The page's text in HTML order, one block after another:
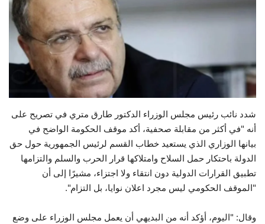
فيديو
شدد نائب رئيس مجلس الوزراء الدكتور طارق متري في تصريح على
أنه "في أكثر من مقابلة صحفية، أكد موقف الحكومة الواضح في
بيانها الوزاري الذي يستعيد خطاب القسم لرئيس الجمهورية حول حق
الدولة باحتكار حمل السلاح وامتلاكها قرار الحرب والسلم والتزامها
تطبيق القرارات الدولية دون انتقاء ولا اجتزاء، مشيرًا إلى أن
"الموقف الحكومي ليس مجرد اعلان نوايا، بل التزام".
وقال: "اليوم، أؤكد أنه من البديهي أن يعمل مجلس الوزراء على وضع